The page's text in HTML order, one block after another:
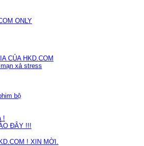
ONLY
CỦA HKD.COM
xả stress
bộ
!
ĐÂY !!!
! XIN MỜI.